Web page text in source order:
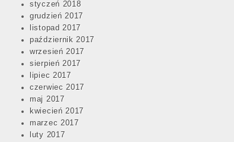
styczeń 2018
grudzień 2017
listopad 2017
październik 2017
wrzesień 2017
sierpień 2017
lipiec 2017
czerwiec 2017
maj 2017
kwiecień 2017
marzec 2017
luty 2017